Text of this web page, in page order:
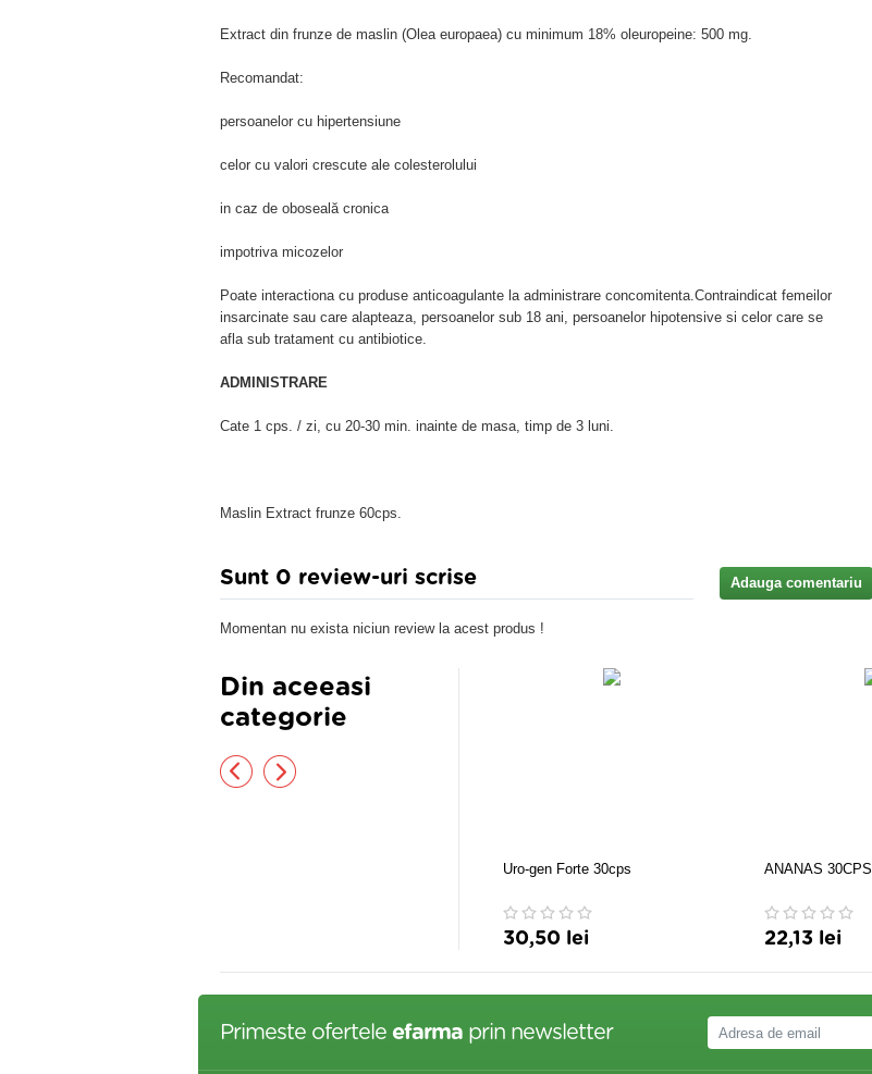
Extract din frunze de maslin (Olea europaea) cu minimum 18% oleuropeine: 500 mg.
Recomandat:
persoanelor cu hipertensiune
celor cu valori crescute ale colesterolului
in caz de oboseală cronica
impotriva micozelor
Poate interactiona cu produse anticoagulante la administrare concomitenta.Contraindicat femeilor
insarcinate sau care alapteaza, persoanelor sub 18 ani, persoanelor hipotensive si celor care se
afla sub tratament cu antibiotice.
ADMINISTRARE
Cate 1 cps. / zi, cu 20-30 min. inainte de masa, timp de 3 luni.
Maslin Extract frunze 60cps.
Sunt 0 review-uri scrise Adauga comentariu
Momentan nu exista niciun review la acest produs !
Din aceeasi
categorie
Uro-gen Forte 30cps
30,50 lei
ANANAS 30CPS
22,13 lei
Primeste ofertele efarma prin newsletter